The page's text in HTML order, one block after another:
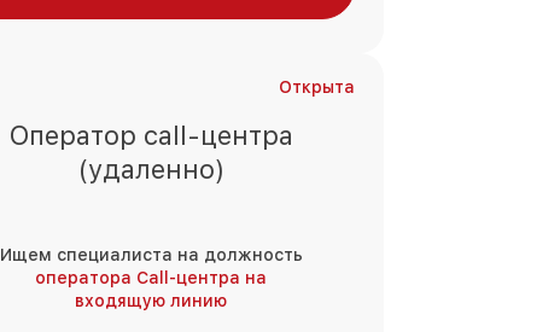
Открыта
Оператор call-центра
(удаленно)
Ищем специалиста на должность
оператора Call-центра на
входящую линию